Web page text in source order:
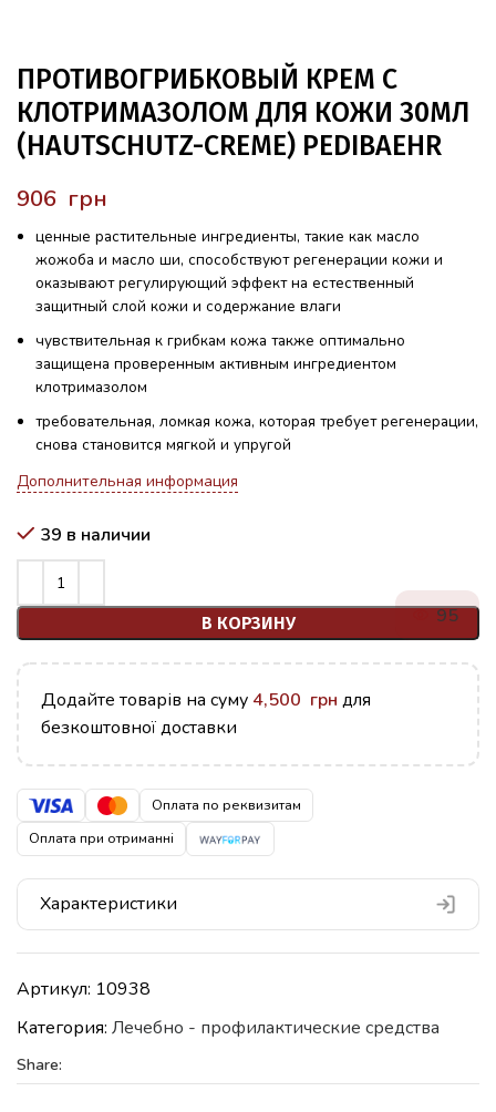
ПРОТИВОГРИБКОВЫЙ КРЕМ С
КЛОТРИМАЗОЛОМ ДЛЯ КОЖИ 30МЛ
(HAUTSCHUTZ-CREME) PEDIBAEHR
грн
ценные растительные ингредиенты, такие как масло
жожоба и масло ши, способствуют регенерации кожи и
оказывают регулирующий эффект на естественный
защитный слой кожи и содержание влаги
чувствительная к грибкам кожа также оптимально
защищена проверенным активным ингредиентом
клотримазолом
требовательная, ломкая кожа, которая требует регенерации,
снова становится мягкой и упругой
Дополнительная информация
39 в наличии
В КОРЗИНУ 95
Додайте товарів на суму 4,500 грн для
безкоштовної доставки
Оплата по реквизитам
Оплата при отриманні
Характеристики
Артикул: 10938
Категория: Лечебно - профилактические средства
Share: